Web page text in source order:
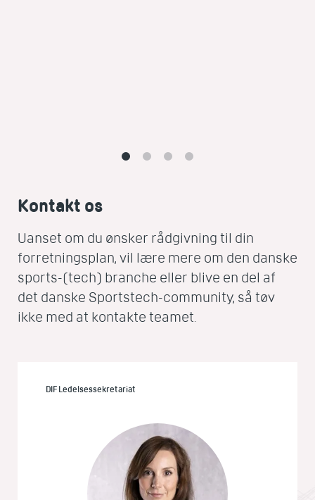
Kontakt os
Uanset om du ønsker rådgivning til din
forretningsplan, vil lære mere om den danske
sports-(tech) branche eller blive en del af
det danske Sportstech-community, så tøv
ikke med at kontakte teamet.
DIF Ledelsessekretariat